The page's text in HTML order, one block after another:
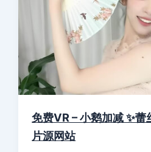
免费VR – 小鹅加减 ✨
片源网站